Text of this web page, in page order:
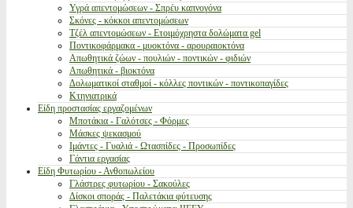
Υγρά απεντομώσεων - Σπρέυ καπνογόνα
Σκόνες - κόκκοι απεντομώσεων
Τζέλ απεντομώσεων - Ετοιμόχρηστα δολώματα gel
Ποντικοφάρμακα - μυοκτόνα - αρουραιοκτόνα
Απωθητικά ζώων - πουλιών - ποντικών - φιδιών
Απωθητικά - βιοκτόνα
Δολωματικοί σταθμοί - κόλλες ποντικών - ποντικοπαγίδες
Κτηνιατρικά
Είδη προστασίας εργαζομένων
Μποτάκια - Γαλότσες - Φόρμες
Μάσκες ψεκασμού
Ιμάντες - Γυαλιά - Ωτασπίδες - Προσωπίδες
Γάντια εργασίας
Είδη Φυτωρίου - Ανθοπωλείου
Γλάστρες φυτωρίου - Σακούλες
Δίσκοι σποράς - Παλετάκια φύτευσης